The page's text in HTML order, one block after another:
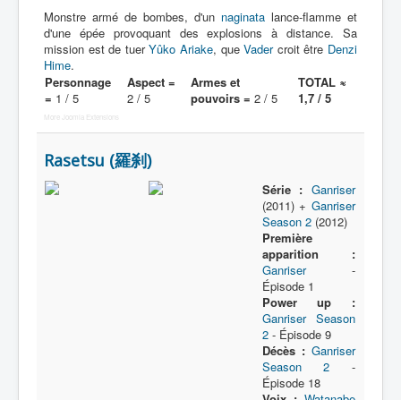
Épisode
Référence
Fanservice
Générique
Protagoniste
Entourage
Monstre armé de bombes, d'un naginata lance-flamme et
d'une épée provoquant des explosions à distance. Sa
mission est de tuerYûko Ariake, queVadercroit être Denzi
Hime.
Personnage
= 1 / 5
Aspect =
2 / 5
Armes et
pouvoirs = 2 / 5
TOTAL ≈
1,7 / 5
More Joomla Extensions
Rasetsu (羅刹)
Série : Ganriser
(2011) + Ganriser
Season 2(2012)
Première
apparition :
Ganriser-
Épisode 1
Power up :
Ganriser Season
2- Épisode 9
Décès : Ganriser
Season 2 -
Épisode 18